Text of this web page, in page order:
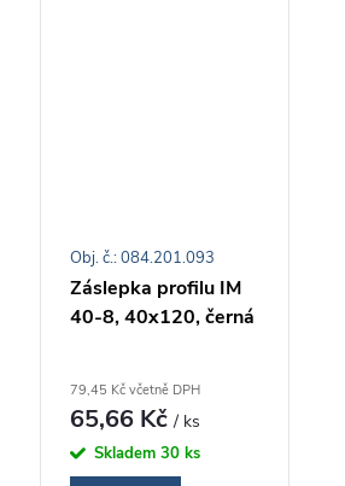
Záslepka profilu IM
40-8, 40x120, černá
79,45 Kč včetně DPH
65,66 Kč/ ks
Skladem 30 ks
Obj. č.: 084.201.093